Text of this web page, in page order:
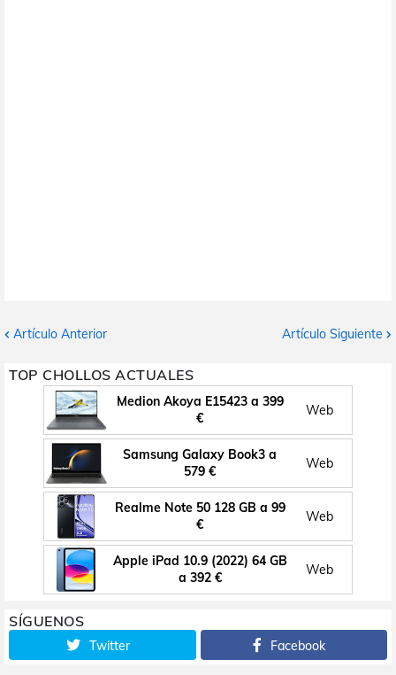
Artículo Anterior Artículo Siguiente
TOP CHOLLOS ACTUALES
Medion Akoya E15423 a 399
€
Web
Samsung Galaxy Book3 a
579 €
Web
Realme Note 50 128 GB a 99
€
Web
Apple iPad 10.9 (2022) 64 GB
a 392 €
Web
SÍGUENOS
Twitter Facebook